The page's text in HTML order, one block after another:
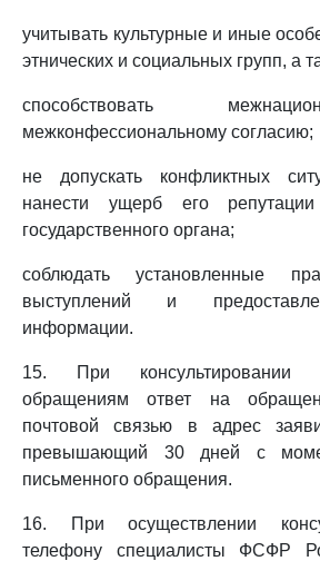
учитывать культурные и иные
этнических и социальных групп, а
способствовать
межконфессиональному согласию;
не допускать конфликтных
нанести ущерб его
государственного органа;
соблюдать установленные
выступлений и
информации.
15. При консультировании
обращениям ответ на
почтовой связью в адрес
превышающий 30 дней с
письменного обращения.
16. При осуществлении
телефону специалисты ФСФР